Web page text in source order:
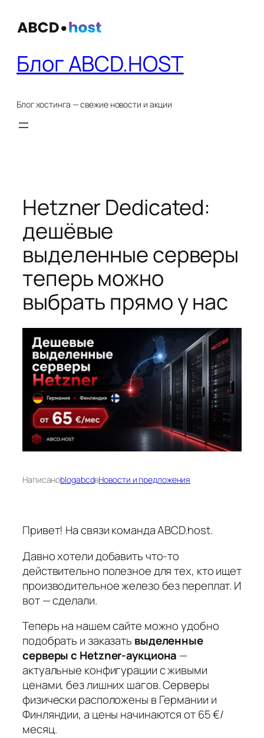
Блог ABCD.HOST
Блог хостинга — свежие новости и акции
Hetzner Dedicated:
дешёвые
выделенные серверы
теперь можно
выбрать прямо у нас
НаписаноblogabcdвНовости и предложения
Привет! На связи команда ABCD.host.
Давно хотели добавить что-то
действительно полезное для тех, кто ищет
производительное железо без переплат. И
вот — сделали.
Теперь на нашем сайте можно удобно
подобрать и заказать выделенные
серверы с Hetzner-аукциона —
актуальные конфигурации с живыми
ценами, без лишних шагов. Серверы
физически расположены в Германии и
Финляндии, а цены начинаются от 65 €/
месяц.